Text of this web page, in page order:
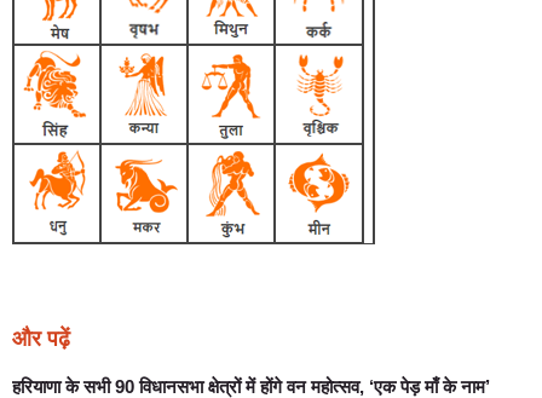
और पढ़ें
हरियाणा के सभी 90 विधानसभा क्षेत्रों में होंगे वन महोत्सव, ‘एक पेड़ माँ के नाम’